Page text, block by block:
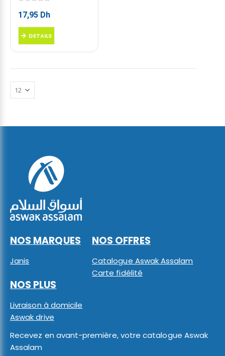
17,95 Dh
DETAILS
NOS MARQUES
Janis
NOS OFFRES
Catalogue Aswak Assalam
Carte fidélité
NOS PLUS
Livraison à domicile
Aswak drive
Recevez en avant-première, votre catalogue Aswak
Assalam